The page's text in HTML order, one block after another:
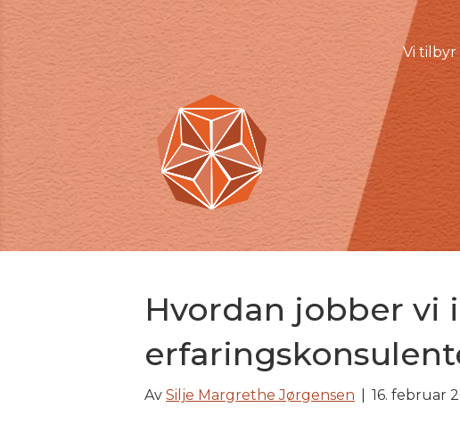
Vi tilbyr
Hvordan jobber vi
Av Silje Margrethe Jørgensen 16. februar